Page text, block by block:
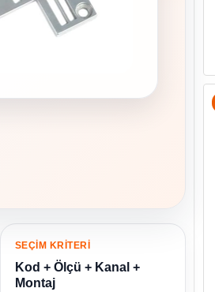
SEÇİM KRİTERİ
Kod + Ölçü + Kanal +
Montaj